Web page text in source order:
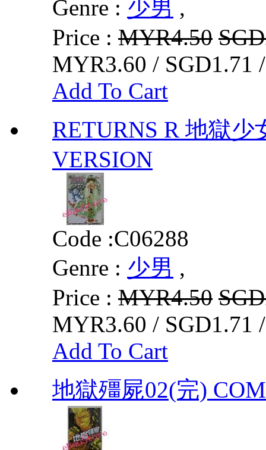
Genre : 少男 ,
Price : MYR4.50
MYR3.60 / SGD1.71
Add To Cart
RETURNS R 地獄少
VERSION
Code :C06288
Genre : 少男 ,
Price : MYR4.50
MYR3.60 / SGD1.71
Add To Cart
地獄殭屍02(完)